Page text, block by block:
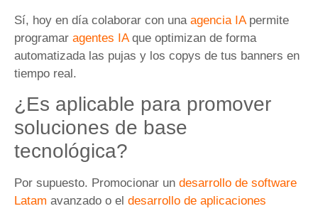
Sí, hoy en día colaborar con una agencia IApermite
programar agentes IAque optimizan de forma
automatizada las pujas y los copys de tus banners en
tiempo real.
¿Es aplicable para promover
soluciones de base
tecnológica?
Por supuesto. Promocionar un desarrollo de software
Latam avanzado o el desarrollo de aplicaciones